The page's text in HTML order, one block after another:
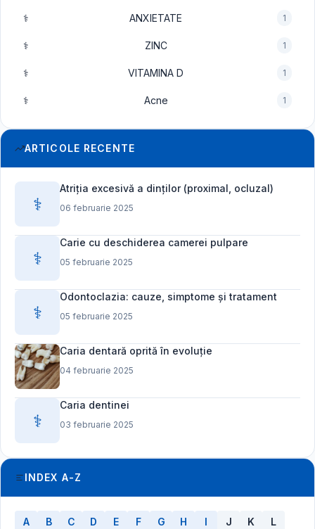
⚕️ ANXIETATE 1
⚕️ ZINC 1
⚕️ VITAMINA D 1
⚕️ Acne 1
ARTICOLE RECENTE
⚕️
Atriția excesivă a dinților (proximal, ocluzal)
06 februarie 2025
⚕️
Carie cu deschiderea camerei pulpare
05 februarie 2025
⚕️
Odontoclazia: cauze, simptome și tratament
05 februarie 2025
Caria dentară oprită în evoluție
04 februarie 2025
⚕️
Caria dentinei
03 februarie 2025
INDEX A-Z
A B C D E F G H I J K
L